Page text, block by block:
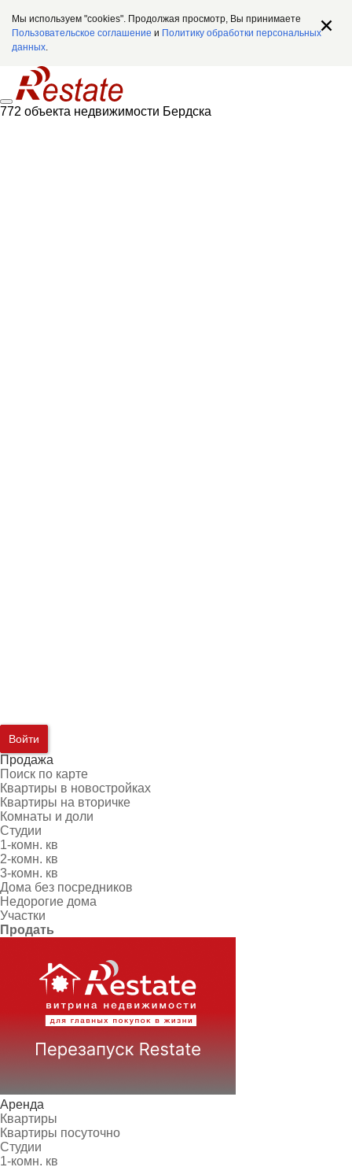
Мы используем "cookies". Продолжая просмотр, Вы принимаете
Пользовательское соглашение и Политику обработки персональных
данных.
772 объекта недвижимости Бердска
Войти
Продажа
Поиск по карте
Квартиры в новостройках
Квартиры на вторичке
Комнаты и доли
Студии
1-комн. кв
2-комн. кв
3-комн. кв
Дома без посредников
Недорогие дома
Участки
Продать
Аренда
Квартиры
Квартиры посуточно
Студии
1-комн. кв